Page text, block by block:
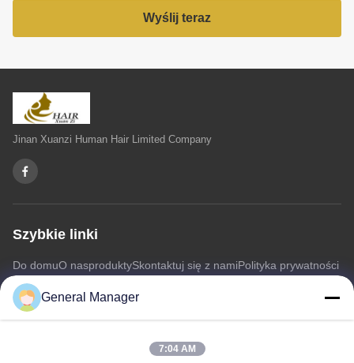
Wyślij teraz
Jinan Xuanzi Human Hair Limited Company
Szybkie linki
Do domuO nasproduktySkontaktuj się z namiPolityka prywatności
Sitemap
Skontaktuj się z nami
General Manager
7:04 AM